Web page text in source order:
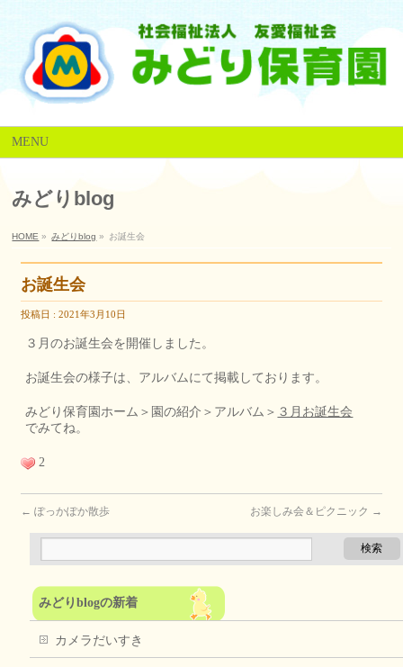
MENU
みどりblog
HOME » みどりblog » お誕生会
お誕生会
投稿日 : 2021年3月10日
３月のお誕生会を開催しました。
お誕生会の様子は、アルバムにて掲載しております。
みどり保育園ホーム＞園の紹介＞アルバム＞ ３月お誕生会
でみてね。
2
← ぽっかぽか散歩 お楽しみ会＆ピクニック →
みどりblogの新着
カメラだいすき